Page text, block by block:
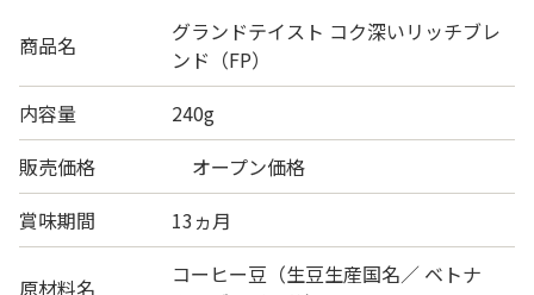
商品名
グランドテイスト コク深いリッチブレ
ンド（FP）
内容量
240g
販売価格
オープン価格
賞味期間
13ヵ月
原材料名
コーヒー豆（生豆生産国名／ ベトナ